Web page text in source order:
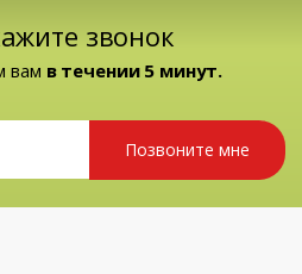
звонок
вам в течении 5 минут.
Позвоните мне